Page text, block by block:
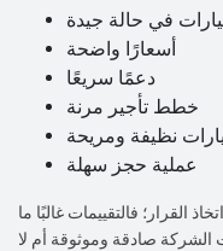
في حالة جيدة
أسعارًا واضحة
دعمًا سريعًا
خطط تأجير مرنة
نظيفة ومريحة
عملية حجز سهلة
القرار؛ فالتقييمات غالبًا ما